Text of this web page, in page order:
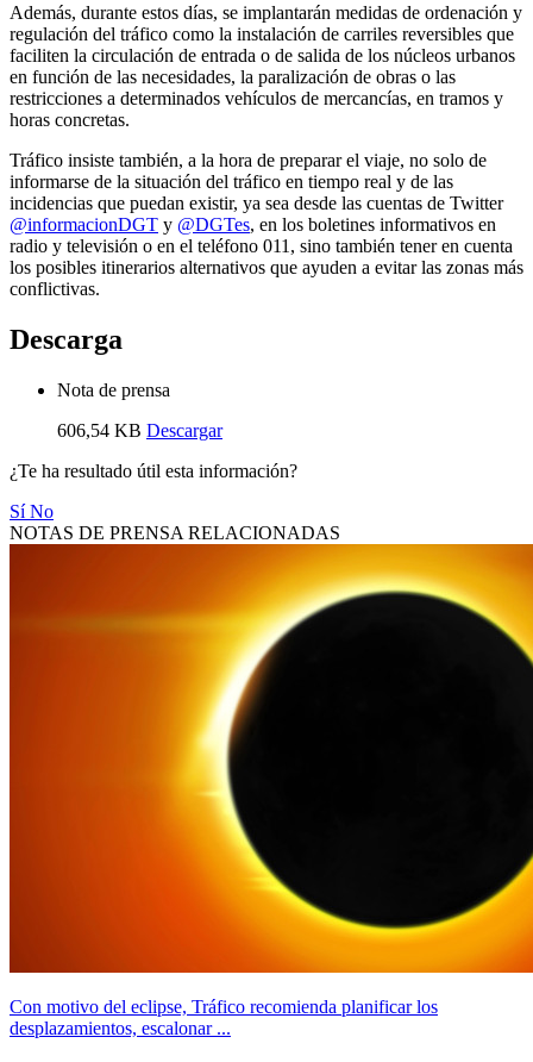
Además, durante estos días, se implantarán medidas de ordenación y
regulación del tráfico como la instalación de carriles reversibles que
faciliten la circulación de entrada o de salida de los núcleos urbanos
en función de las necesidades, la paralización de obras o las
restricciones a determinados vehículos de mercancías, en tramos y
horas concretas.
Tráfico insiste también, a la hora de preparar el viaje, no solo de
informarse de la situación del tráfico en tiempo real y de las
incidencias que puedan existir, ya sea desde las cuentas de Twitter
@informacionDGT y @DGTes, en los boletines informativos en
radio y televisión o en el teléfono 011, sino también tener en cuenta
los posibles itinerarios alternativos que ayuden a evitar las zonas más
conflictivas.
Descarga
Nota de prensa
606,54 KB Descargar
¿Te ha resultado útil esta información?
SíNo
NOTAS DE PRENSA RELACIONADAS
Con motivo del eclipse, Tráfico recomienda planificar los
desplazamientos, escalonar ...